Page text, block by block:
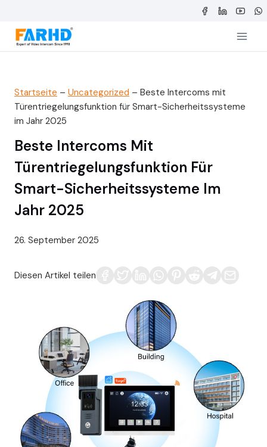
springen
Startseite – Uncategorized – Beste Intercoms mit
Türentriegelungsfunktion für Smart-Sicherheitssysteme
im Jahr 2025
Beste Intercoms Mit
Türentriegelungsfunktion Für
Smart-Sicherheitssysteme Im
Jahr 2025
26. September 2025
Diesen Artikel teilen